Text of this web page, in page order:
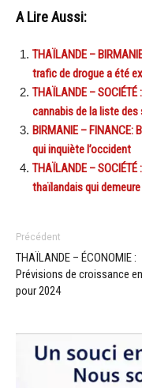
A Lire Aussi:
THAÏLANDE –
trafic de drogue a été
THAÏLANDE –
cannabis de la liste
BIRMANIE – FINANCE:
qui inquiète l’occident
THAÏLANDE –
thaïlandais qui demeure
Précédent
THAÏLANDE – ÉCONOMIE :
Prévisions de croissance
pour 2024